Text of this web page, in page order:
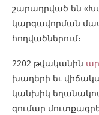
շարադրված են
կարգավորման
հոդվածներում։
2202 թվականին
խաղերի եւ
կանխիկ
գումար